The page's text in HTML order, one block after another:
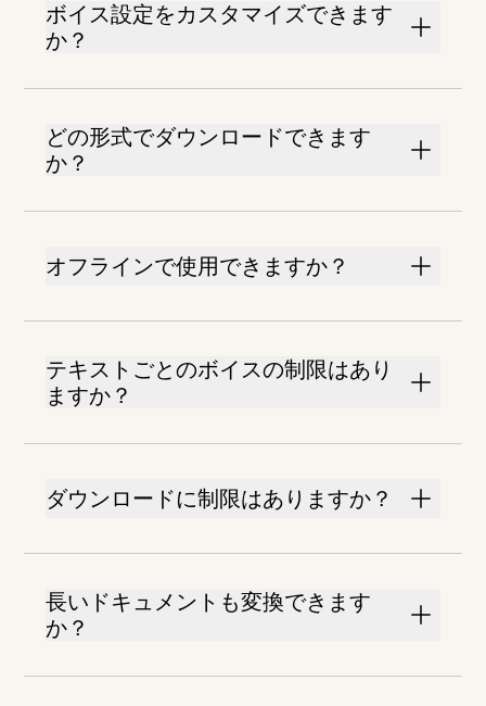
ボイス設定をカスタマイズできます
か？
どの形式でダウンロードできます
か？
オフラインで使用できますか？
テキストごとのボイスの制限はあり
ますか？
ダウンロードに制限はありますか？
長いドキュメントも変換できます
か？